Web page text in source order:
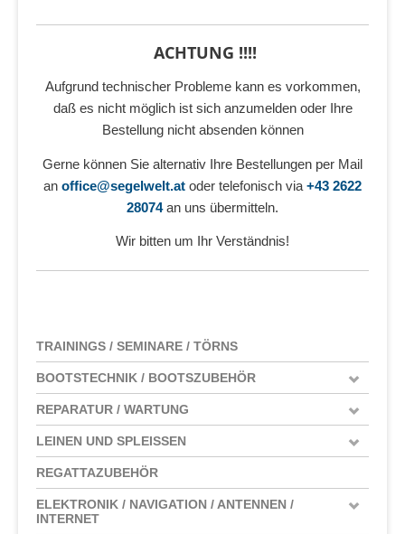
ACHTUNG !!!!
Aufgrund technischer Probleme kann es vorkommen,
daß es nicht möglich ist sich anzumelden oder Ihre
Bestellung nicht absenden können
Gerne können Sie alternativ Ihre Bestellungen per Mail
an office@segelwelt.at oder telefonisch via +43 2622
28074an uns übermitteln.
Wir bitten um Ihr Verständnis!
TRAININGS / SEMINARE / TÖRNS
BOOTSTECHNIK / BOOTSZUBEHÖR
REPARATUR / WARTUNG
LEINEN UND SPLEISSEN
REGATTAZUBEHÖR
ELEKTRONIK / NAVIGATION / ANTENNEN /
INTERNET